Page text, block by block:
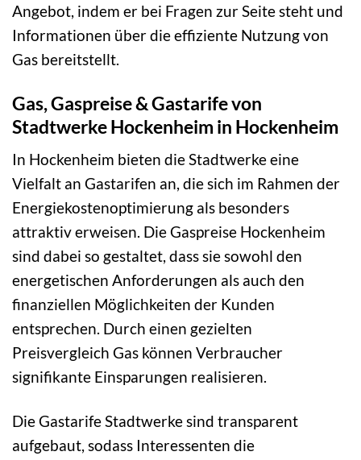
Angebot, indem er bei Fragen zur Seite steht und
Informationen über die effiziente Nutzung von
Gas bereitstellt.
Gas, Gaspreise & Gastarife von
Stadtwerke Hockenheim in Hockenheim
In Hockenheim bieten die Stadtwerke eine
Vielfalt an Gastarifen an, die sich im Rahmen der
Energiekostenoptimierung als besonders
attraktiv erweisen. Die Gaspreise Hockenheim
sind dabei so gestaltet, dass sie sowohl den
energetischen Anforderungen als auch den
finanziellen Möglichkeiten der Kunden
entsprechen. Durch einen gezielten
Preisvergleich Gas können Verbraucher
signifikante Einsparungen realisieren.
Die Gastarife Stadtwerke sind transparent
aufgebaut, sodass Interessenten die